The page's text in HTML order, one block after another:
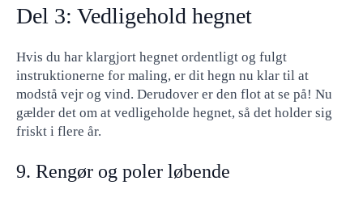
Del 3: Vedligehold hegnet
Hvis du har klargjort hegnet ordentligt og fulgt
instruktionerne for maling, er dit hegn nu klar til at
modstå vejr og vind. Derudover er den flot at se på! Nu
gælder det om at vedligeholde hegnet, så det holder sig
friskt i flere år.
9. Rengør og poler løbende